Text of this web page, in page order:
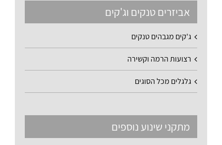
אביזרים טנקים וג'קים
ג'קים מגבהים טנקים
רצועות הרמה וקשירה
גלגלים מכל הסוגים
מתקני שינוע נוספים